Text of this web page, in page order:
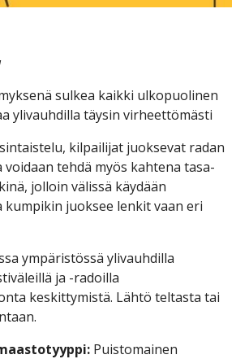
sulkea kaikki ulkopuolinen
ylivauhdilla täysin virheettömästi
kilpailijat juoksevat radan
tehdä myös kahtena tasa-
jolloin välissä käydään
kumpikin juoksee lenkit vaan eri
ympäristössä ylivauhdilla
ja -radoilla
keskittymistä. Lähtö teltasta tai
Puistomainen